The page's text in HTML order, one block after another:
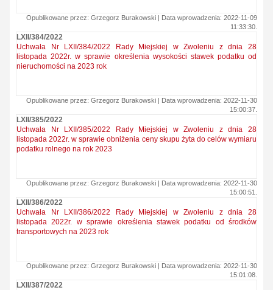
Opublikowane przez: Grzegorz Burakowski | Data wprowadzenia: 2022-11-09
11:33:30.
LXII/384/2022
Uchwała Nr LXII/384/2022 Rady Miejskiej w Zwoleniu z dnia 28
listopada 2022r. w sprawie określenia wysokości stawek podatku od
nieruchomości na 2023 rok
Opublikowane przez: Grzegorz Burakowski | Data wprowadzenia: 2022-11-30
15:00:37.
LXII/385/2022
Uchwała Nr LXII/385/2022 Rady Miejskiej w Zwoleniu z dnia 28
listopada 2022r. w sprawie obniżenia ceny skupu żyta do celów wymiaru
podatku rolnego na rok 2023
Opublikowane przez: Grzegorz Burakowski | Data wprowadzenia: 2022-11-30
15:00:51.
LXII/386/2022
Uchwała Nr LXII/386/2022 Rady Miejskiej w Zwoleniu z dnia 28
listopada 2022r. w sprawie określenia stawek podatku od środków
transportowych na 2023 rok
Opublikowane przez: Grzegorz Burakowski | Data wprowadzenia: 2022-11-30
15:01:08.
LXII/387/2022